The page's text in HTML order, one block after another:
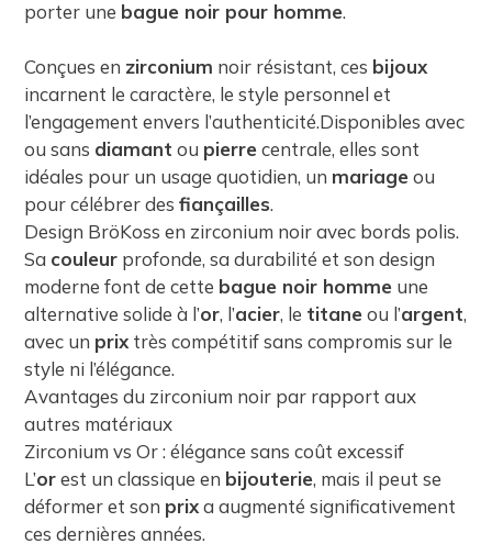
porter une bague noir pour homme.
Conçues en zirconium noir résistant, ces bijoux
incarnent le caractère, le style personnel et
l’engagement envers l’authenticité.Disponibles avec
ou sans diamant ou pierrecentrale, elles sont
idéales pour un usage quotidien, un mariageou
pour célébrer desfiançailles.
Design BröKoss en zirconium noir avec bords polis.
Sa couleur profonde, sa durabilité et son design
moderne font de cette bague noir homme une
alternative solide à l’or, l’acier, le titaneou l’argent,
avec un prixtrès compétitif sans compromis sur le
style ni l’élégance.
Avantages du zirconium noir par rapport aux
autres matériaux
Zirconium vs Or : élégance sans coût excessif
L’orest un classique en bijouterie, mais il peut se
déformer et son prixa augmenté significativement
ces dernières années.